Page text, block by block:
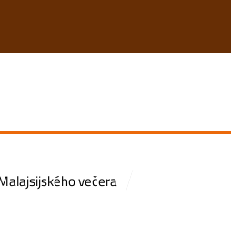
večera